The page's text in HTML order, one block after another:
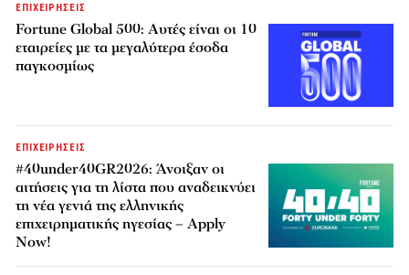
ΕΠΙΧΕΙΡΗΣΕΙΣ
Fortune Global 500: Αυτές είναι οι 10
εταιρείες με τα μεγαλύτερα έσοδα
παγκοσμίως
ΕΠΙΧΕΙΡΗΣΕΙΣ
#40under40GR2026: Άνοιξαν οι
αιτήσεις για τη λίστα που αναδεικνύει
τη νέα γενιά της ελληνικής
επιχειρηματικής ηγεσίας – Apply
Now!